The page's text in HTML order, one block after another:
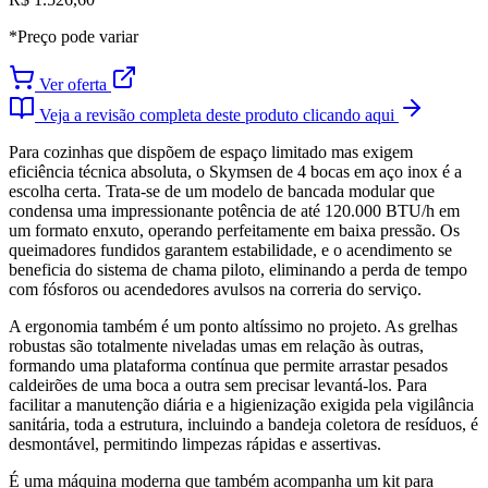
*Preço pode variar
Ver oferta
Veja a revisão completa deste produto clicando aqui
Para cozinhas que dispõem de espaço limitado mas exigem
eficiência técnica absoluta, o Skymsen de 4 bocas em aço inox é a
escolha certa. Trata-se de um modelo de bancada modular que
condensa uma impressionante potência de até 120.000 BTU/h em
um formato enxuto, operando perfeitamente em baixa pressão. Os
queimadores fundidos garantem estabilidade, e o acendimento se
beneficia do sistema de chama piloto, eliminando a perda de tempo
com fósforos ou acendedores avulsos na correria do serviço.
A ergonomia também é um ponto altíssimo no projeto. As grelhas
robustas são totalmente niveladas umas em relação às outras,
formando uma plataforma contínua que permite arrastar pesados
caldeirões de uma boca a outra sem precisar levantá-los. Para
facilitar a manutenção diária e a higienização exigida pela vigilância
sanitária, toda a estrutura, incluindo a bandeja coletora de resíduos, é
desmontável, permitindo limpezas rápidas e assertivas.
É uma máquina moderna que também acompanha um kit para